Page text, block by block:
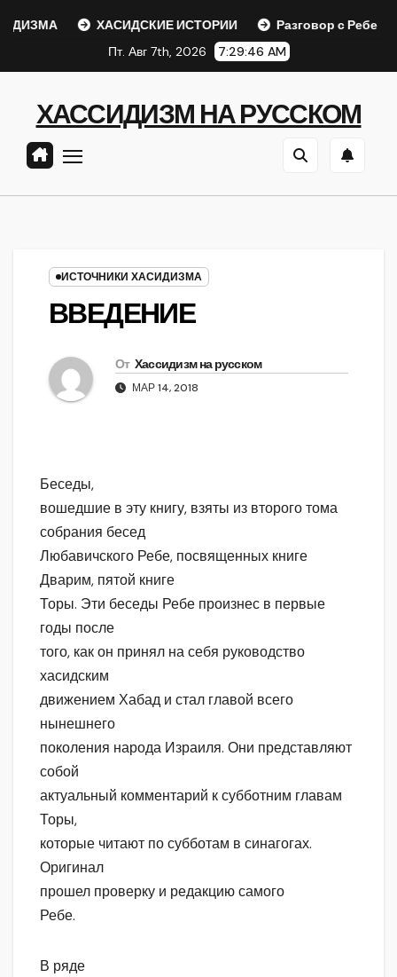
ХАСИДСКИЕ ИСТОРИИ
Разговор с Ребе
Пт. Авг 7th, 2026
7:29:46 AM
ХАССИДИЗМ НА РУССКОМ
ИСТОЧНИКИ ХАСИДИЗМА
ВВЕДЕНИЕ
От Хассидизм на русском
МАР 14, 2018
Беседы,
вошедшие в эту книгу, взяты из второго тома
собрания бесед
Любавичского Ребе, посвященных книге
Дварим, пятой книге
Торы. Эти беседы Ребе произнес в первые
годы после
того, как он принял на себя руководство
хасидским
движением Хабад и стал главой всего
нынешнего
поколения народа Израиля. Они представляют
собой
актуальный комментарий к субботним главам
Торы,
которые читают по субботам в синагогах.
Оригинал
прошел проверку и редакцию самого
Ребе.
В ряде